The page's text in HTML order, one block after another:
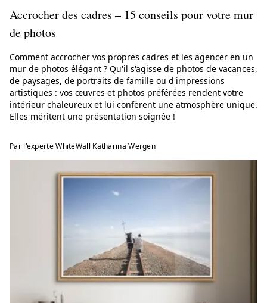
Accrocher des cadres – 15 conseils pour votre mur
de photos
Comment accrocher vos propres cadres et les agencer en un
mur de photos élégant ? Qu'il s'agisse de photos de vacances,
de paysages, de portraits de famille ou d'impressions
artistiques : vos œuvres et photos préférées rendent votre
intérieur chaleureux et lui confèrent une atmosphère unique.
Elles méritent une présentation soignée !
Par l'experte WhiteWall Katharina Wergen